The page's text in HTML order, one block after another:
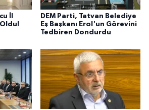
İl
Oldu!
DEM Parti, Tatvan Belediye
Eş Başkanı Erol'un Görevini
Tedbiren Dondurdu